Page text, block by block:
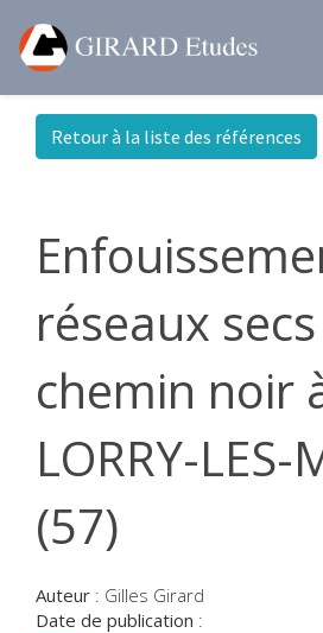
Retour à la liste des références
réseaux
chemin noir
LORRY-LES-
(57)
Auteur : Gilles Girard
Date de publication :